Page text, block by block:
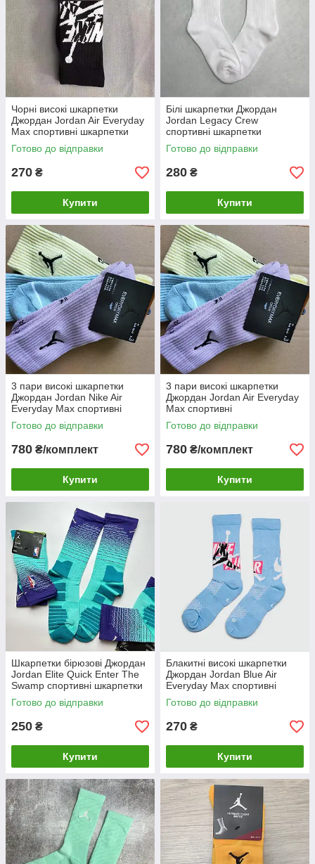
Чорні високі шкарпетки
Джордан Jordan Air Everyday
Max спортивні шкарпетки
Готово до відправки
270 ₴
Купити
Білі шкарпетки Джордан
Jordan Legacy Crew
спортивні шкарпетки
Готово до відправки
280 ₴
Купити
3 пари високі шкарпетки
Джордан Jordan Nike Air
Everyday Max спортивні
Готово до відправки
780 ₴/комплект
Купити
3 пари високі шкарпетки
Джордан Jordan Air Everyday
Max спортивні
Готово до відправки
780 ₴/комплект
Купити
Шкарпетки бірюзові Джордан
Jordan Elite Quick Enter The
Swamp спортивні шкарпетки
Готово до відправки
250 ₴
Купити
Блакитні високі шкарпетки
Джордан Jordan Blue Air
Everyday Max спортивні
шкарпетки
Готово до відправки
270 ₴
Купити